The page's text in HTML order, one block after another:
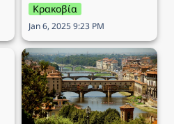
Κρακοβία
Jan 6, 2025 9:23 PM
Ταξίδι στην Φλωρεντία →
5 ημέρες από 293€,
αεροπορικά και διαμονή